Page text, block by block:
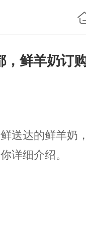
，鲜羊奶订
送达的鲜羊奶
详细介绍。